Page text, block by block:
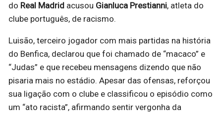
do Real Madrid acusou Gianluca Prestianni, atleta do
clube português, de racismo.
Luisão, terceiro jogador com mais partidas na história
do Benfica, declarou que foi chamado de “macaco” e
“Judas” e que recebeu mensagens dizendo que não
pisaria mais no estádio. Apesar das ofensas, reforçou
sua ligação com o clube e classificou o episódio como
um “ato racista”, afirmando sentir vergonha da